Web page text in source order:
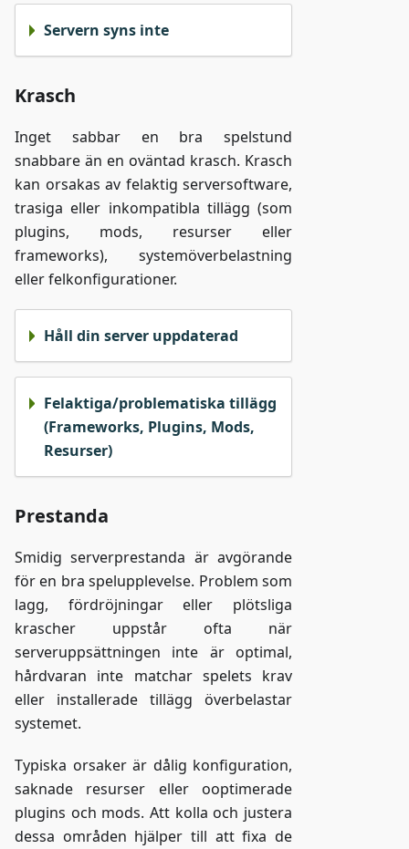
Servern syns inte
Krasch
Inget sabbar en bra spelstund
snabbare än en oväntad krasch. Krasch
kan orsakas av felaktig serversoftware,
trasiga eller inkompatibla tillägg (som
plugins, mods, resurser eller
frameworks), systemöverbelastning
eller felkonfigurationer.
Håll din server uppdaterad
Felaktiga/problematiska tillägg
(Frameworks, Plugins, Mods,
Resurser)
Prestanda
Smidig serverprestanda är avgörande
för en bra spelupplevelse. Problem som
lagg, fördröjningar eller plötsliga
krascher uppstår ofta när
serveruppsättningen inte är optimal,
hårdvaran inte matchar spelets krav
eller installerade tillägg överbelastar
systemet.
Typiska orsaker är dålig konfiguration,
saknade resurser eller ooptimerade
plugins och mods. Att kolla och justera
dessa områden hjälper till att fixa de